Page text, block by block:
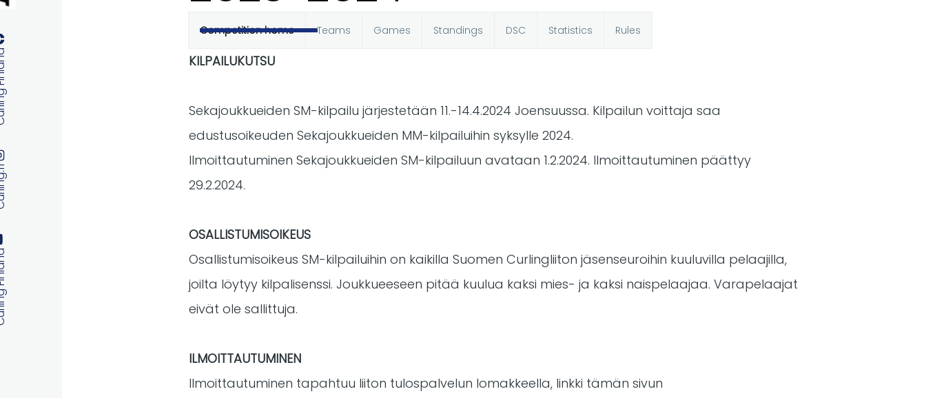
Primary
Competition home Teams Games Standings DSC Statistics Rules
KILPAILUKUTSU
Sekajoukkueiden SM-kilpailu järjestetään 11.-14.4.2024 Joensuussa. Kilpailun voittaja saa
edustusoikeuden Sekajoukkueiden MM-kilpailuihin syksylle 2024.
Ilmoittautuminen Sekajoukkueiden SM-kilpailuun avataan 1.2.2024. Ilmoittautuminen päättyy
29.2.2024.
OSALLISTUMISOIKEUS
Osallistumisoikeus SM-kilpailuihin on kaikilla Suomen Curlingliiton jäsenseuroihin kuuluvilla pelaajilla,
joilta löytyy kilpalisenssi. Joukkueeseen pitää kuulua kaksi mies- ja kaksi naispelaajaa. Varapelaajat
eivät ole sallittuja.
ILMOITTAUTUMINEN
Ilmoittautuminen tapahtuu liiton tulospalvelun lomakkeella, linkki tämän sivun